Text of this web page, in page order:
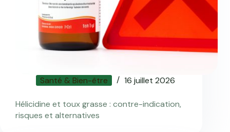
Santé & Bien-être 16 juillet 2026
Hélicidine et toux grasse : contre-indication,
risques et alternatives